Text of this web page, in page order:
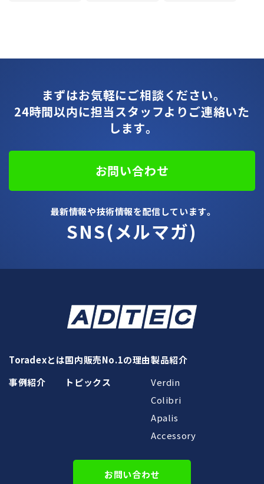
まずはお気軽にご相談ください。
24時間以内に担当スタッフよりご連絡いた
します。
お問い合わせ
最新情報や技術情報を配信しています。
SNS(メルマガ)
Toradexとは
事例紹介
国内販売No.1の理由
トピックス
製品紹介
Verdin
Colibri
Apalis
Accessory
お問い合わせ